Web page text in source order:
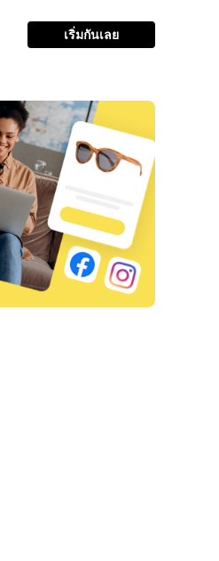
เริ่มกันเลย